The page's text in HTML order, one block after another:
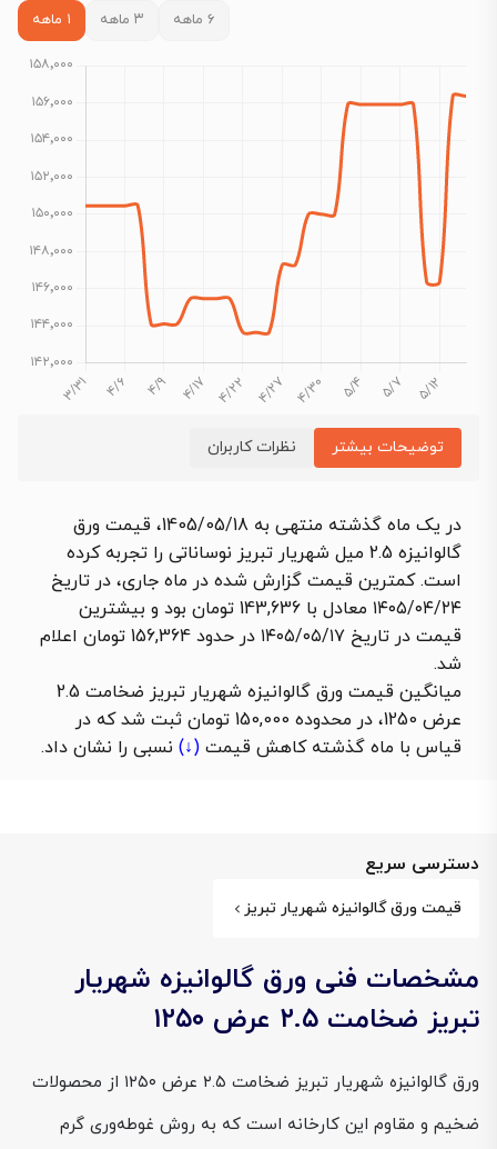
۶ ماهه ۳ ماهه ۱ ماهه
توضیحات بیشتر نظرات کاربران
در یک ماه گذشته منتهی به 1405/05/18، قیمت ورق
گالوانیزه 2.5 میل شهریار تبریز نوساناتی را تجربه کرده
است. کمترین قیمت گزارش شده در ماه جاری، در تاریخ
۱۴۰۵/۰۴/۲۴ معادل با 143,636 تومان بود و بیشترین
قیمت در تاریخ ۱۴۰۵/۰۵/۱۷ در حدود 156,364 تومان اعلام
شد.
میانگین قیمت ورق گالوانیزه شهریار تبریز ضخامت 2.5
عرض 1250، در محدوده 150,000 تومان ثبت شد که در
قیاس با ماه گذشتهکاهش قیمت (↓) نسبی را نشان داد.
دسترسی سریع
قیمت ورق گالوانیزه شهریار تبریز
مشخصات فنی ورق گالوانیزه شهریار
تبریز ضخامت ۲.۵ عرض ۱۲۵۰
ورق گالوانیزه شهریار تبریز ضخامت ۲.۵ عرض ۱۲۵۰ از محصولات
ضخیم و مقاوم این کارخانه است که به روش غوطه‌وری گرم